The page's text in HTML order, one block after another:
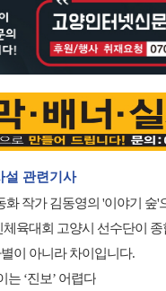
설 관련기사
화 작가 김동영의 '이야기 숲'
육대회 고양시 선수단이 종
이 아니라 차이입니다.
는 ‘진보’ 어렵다